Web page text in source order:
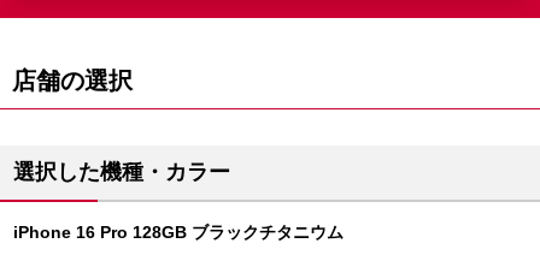
店舗の選択
選択した機種・カラー
iPhone 16 Pro 128GB ブラックチタニウム